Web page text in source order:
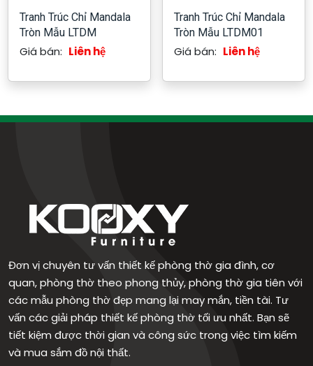
Tranh Trúc Chỉ Mandala
Tròn Mẫu LTDM
Giá bán: Liên hệ
Tranh Trúc Chỉ Mandala
Tròn Mẫu LTDM01
Giá bán: Liên hệ
Đơn vị chuyên tư vấn thiết kế phòng thờ gia đình, cơ
quan, phòng thờ theo phong thủy, phòng thờ gia tiên với
các mẫu phòng thờ đẹp mang lại may mắn, tiền tài. Tư
vấn các giải pháp thiết kế phòng thờ tối ưu nhất. Bạn sẽ
tiết kiệm được thời gian và công sức trong việc tìm kiếm
và mua sắm đồ nội thất.